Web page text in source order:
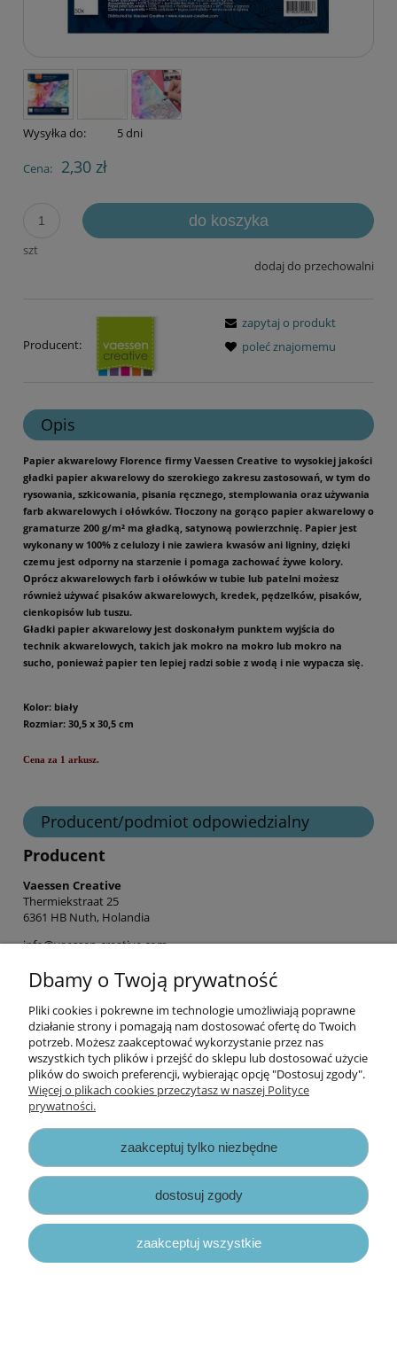
Wysyłka do: 5 dni
Cena: 2,30 zł
szt
do koszyka
dodaj do przechowalni
Producent:
zapytaj o produkt
poleć znajomemu
Opis
Papier akwarelowy Florence firmy Vaessen Creative to wysokiej jakości
gładki papier akwarelowy do szerokiego zakresu zastosowań, w tym do
rysowania, szkicowania, pisania ręcznego, stemplowania oraz używania
farb akwarelowych i ołówków. Tłoczony na gorąco papier akwarelowy o
gramaturze 200 g/m² ma gładką, satynową powierzchnię. Papier jest
wykonany w 100% z celulozy i nie zawiera kwasów ani ligniny, dzięki
czemu jest odporny na starzenie i pomaga zachować żywe kolory.
Oprócz akwarelowych farb i ołówków w tubie lub patelni możesz
również używać pisaków akwarelowych, kredek, pędzelków, pisaków,
cienkopisów lub tuszu.
Gładki papier akwarelowy jest doskonałym punktem wyjścia do
technik akwarelowych, takich jak mokro na mokro lub mokro na
sucho, ponieważ papier ten lepiej radzi sobie z wodą i nie wypacza się.
Kolor: biały
Rozmiar: 30,5 x 30,5 cm
Cena za 1 arkusz.
Producent/podmiot odpowiedzialny
Producent
Vaessen Creative
Thermiekstraat 25
6361 HB Nuth, Holandia
info@vaessen-creative.com
Informacje
Opłaty i koszty dostawy
Zapisy prawne
Dbamy o Twoją prywatność
Pliki cookies i pokrewne im technologie umożliwiają poprawne
działanie strony i pomagają nam dostosować ofertę do Twoich
potrzeb. Możesz zaakceptować wykorzystanie przez nas
wszystkich tych plików i przejść do sklepu lub dostosować użycie
plików do swoich preferencji, wybierając opcję "Dostosuj zgody".
Więcej o plikach cookies przeczytasz w naszej Polityce
prywatności.
zaakceptuj tylko niezbędne
dostosuj zgody
zaakceptuj wszystkie